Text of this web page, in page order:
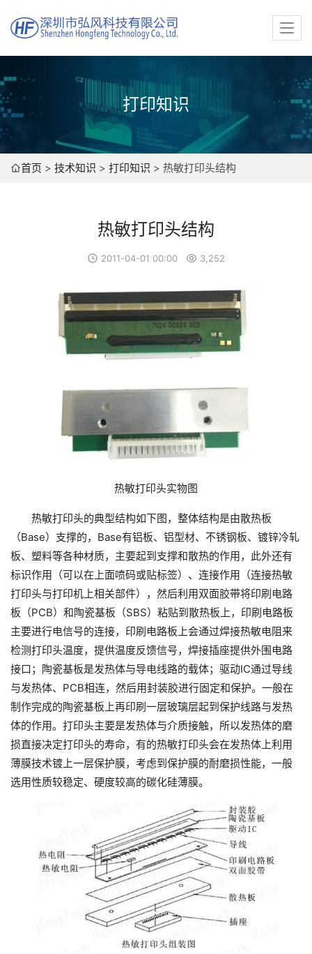
打印知识
首页 > 技术知识 > 打印知识 > 热敏打印头结构
热敏打印头结构
2011-04-01 00:00 3,252
热敏打印头实物图
热敏打印头的典型结构如下图，整体结构是由散热板
（Base）支撑的，Base有铝板、铝型材、不锈钢板、镀锌冷轧
板、塑料等各种材质，主要起到支撑和散热的作用，此外还有
标识作用（可以在上面喷码或贴标签）、连接作用（连接热敏
打印头与打印机上相关部件），然后利用双面胶带将印刷电路
板（PCB）和陶瓷基板（SBS）粘贴到散热板上，印刷电路板
主要进行电信号的连接，印刷电路板上会通过焊接热敏电阻来
检测打印头温度，提供温度反馈信号，焊接插座提供外围电路
接口；陶瓷基板是发热体与导电线路的载体；驱动IC通过导线
与发热体、PCB相连，然后用封装胶进行固定和保护。一般在
制作完成的陶瓷基板上再印刷一层玻璃层起到保护线路与发热
体的作用。打印头主要是发热体与介质接触，所以发热体的磨
损直接决定打印头的寿命，有的热敏打印头会在发热体上利用
薄膜技术镀上一层保护膜，考虑到保护膜的耐磨损性能，一般
选用性质较稳定、硬度较高的碳化硅薄膜。